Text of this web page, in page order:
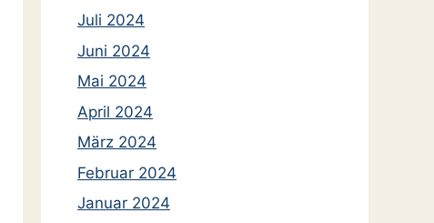
Juli 2024
Juni 2024
Mai 2024
April 2024
März 2024
Februar 2024
Januar 2024